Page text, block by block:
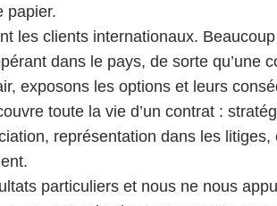
papier.
les clients internationaux.
dans le pays, de sorte
exposons les options et leurs
toute la vie d’un contrat :
représentation dans les
particuliers et nous ne nous